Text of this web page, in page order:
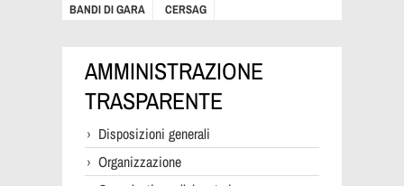
BANDI DI GARA
CERSAG
AMMINISTRAZIONE
TRASPARENTE
Disposizioni generali
Organizzazione